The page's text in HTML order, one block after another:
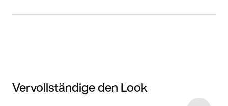
Vervollständige den Look